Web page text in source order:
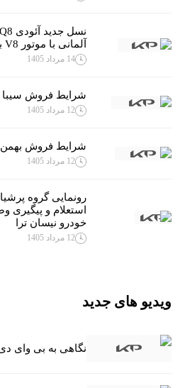
آلمانی با موتور V8 بازمی‌گردد
14 مرداد 1405
شرایط فروش سیبا
12 مرداد 1405
شرایط فروش بهمن
12 مرداد 1405
رونمایی گروه پرشیا
استعلام و پیگیری
خودرو نیسان ترا
12 مرداد 1405
ویدیو های جدید
نگاهی به بی وای